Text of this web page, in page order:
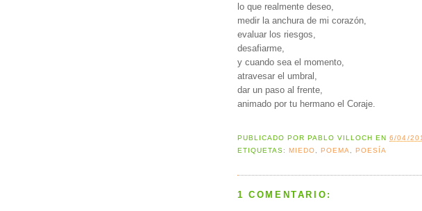
lo que realmente deseo,
medir la anchura de mi corazón,
evaluar los riesgos,
desafiarme,
y cuando sea el momento,
atravesar el umbral,
dar un paso al frente,
animado por tu hermano el Coraje.
PUBLICADO POR PABLO VILLOCH EN6/04/
ETIQUETAS: MIEDO, POEMA, POESÍA
1 COMENTARIO: